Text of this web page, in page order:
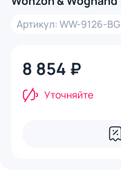
Артикул: WW-9126-BG
8 854 ₽
Уточняйте